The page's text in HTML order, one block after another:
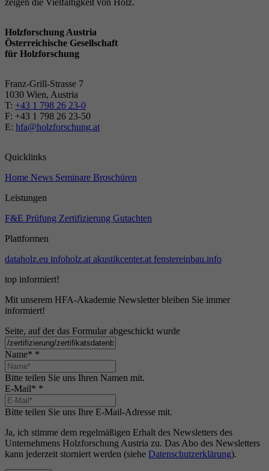
Holzforschung Austria
Österreichische Gesellschaft
für Holzforschung
Franz-Grill-Strasse 7
1030 Wien, Austria
T: +43 1 798 26 23-0
​​F: +43 1 798 26 23-50
E: hfa@holzforschung.at
Quicklinks
Home News Seminare Broschüren
Leistungen
F&E Prüfung Zertifizierung Gutachten
Plattformen
dataholz.eu infoholz.at akustikcenter.at fenstereinbau.info
top informiert!
Mit unserem HFA-Akademie Newsletter bleiben Sie immer
informiert!
Seite, auf der das Formular abgeschickt wurde
Name* *
Bitte teilen Sie uns Ihren Namen mit.
E-Mail* *
Bitte teilen Sie uns Ihre E-Mail-Adresse mit.
Ja, ich stimme dem regelmäßigen Erhalt des Newsletters des
Unternehmens Holzforschung Austria zu. Das Abo des Newsletters
kann jederzeit storniert werden (siehe Datenschutzerklärung).